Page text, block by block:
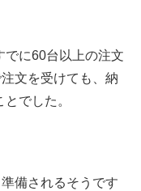
でに60台以上の注文
文を受けても、納
でした。
備されるそうです